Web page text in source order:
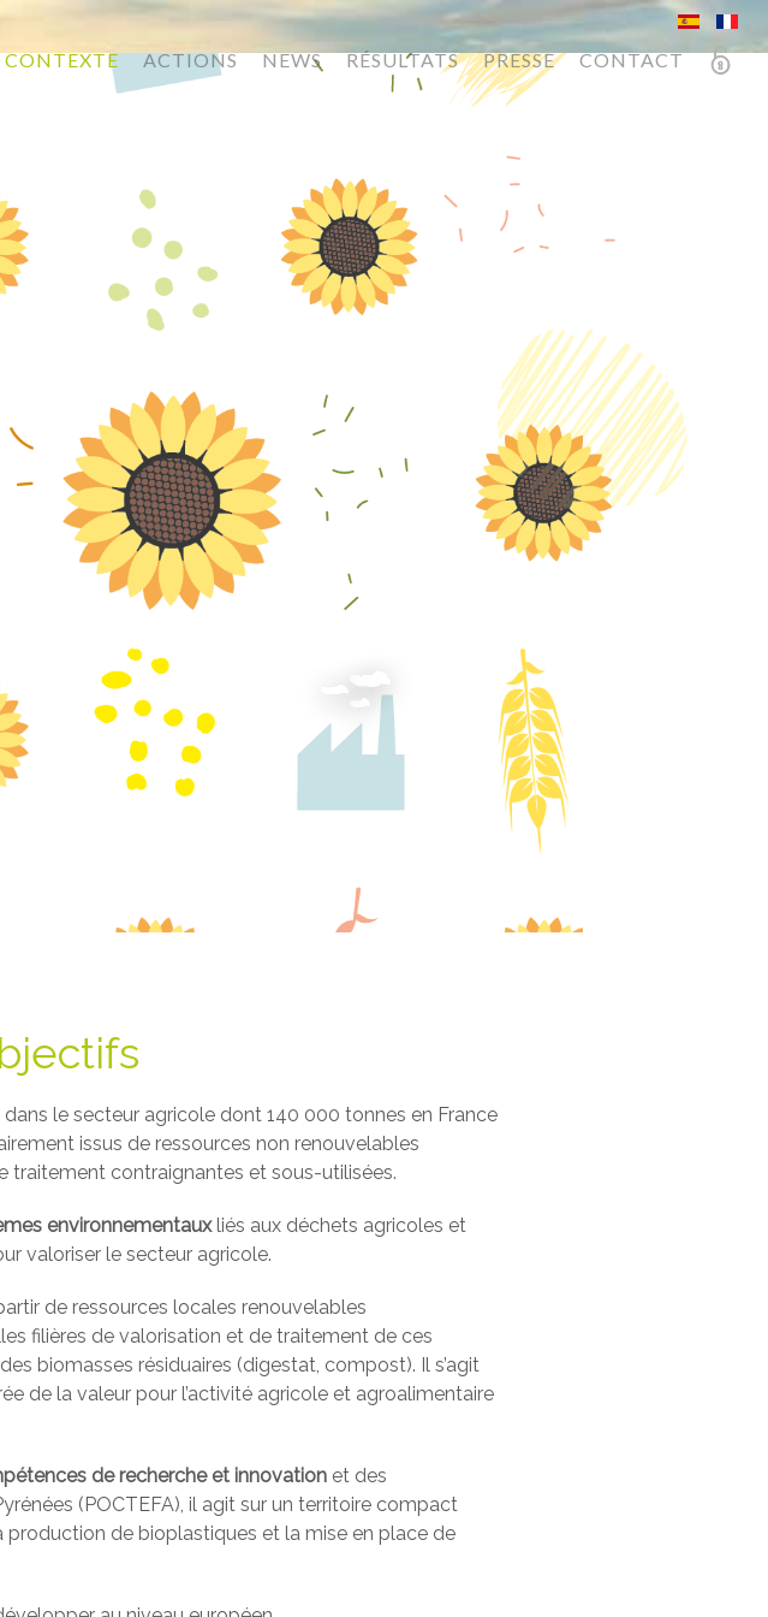
CONTEXTE ACTIONS NEWS RÉSULTATS PRESSE CONTACT
le secteur agricole dont 140 000 tonnes en France
issus de ressources non renouvelables
traitement contraignantes et sous-utilisées.
environnementauxliés aux déchets agricoles et
valoriser le secteur agricole.
de ressources locales renouvelables
filières de valorisation et de traitement de ces
biomasses résiduaires (digestat, compost). Il s’agit
de la valeur pour l’activité agricole et agroalimentaire
de recherche et innovation et des
(POCTEFA), il agit sur un territoire compact
de bioplastiques et la mise en place de